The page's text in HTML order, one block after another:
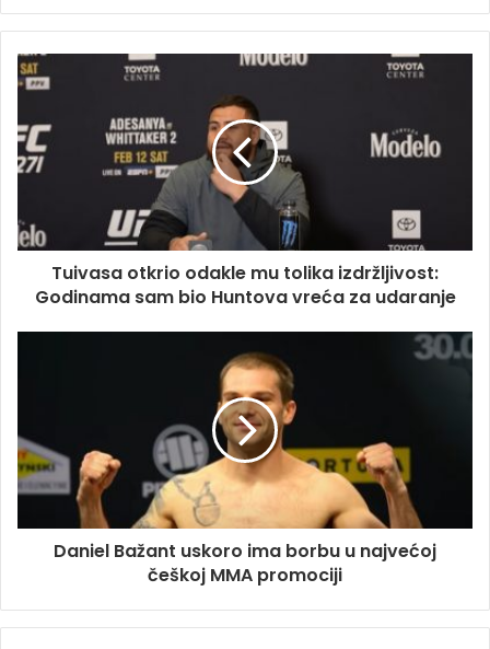
Tuivasa otkrio odakle mu tolika izdržljivost:
Godinama sam bio Huntova vreća za udaranje
Daniel Bažant uskoro ima borbu u najvećoj
češkoj MMA promociji